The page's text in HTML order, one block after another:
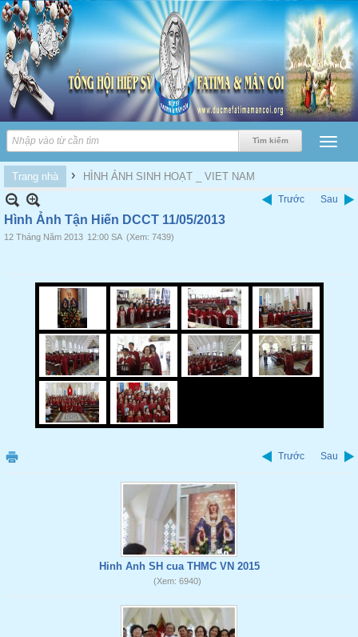
Trang nhà › HÌNH ẢNH SINH HOẠT _ VIET NAM
Trước Sau
Hình Ảnh Tận Hiến DCCT 11/05/2013
12 Tháng Năm 2013 12:00 SA (Xem: 7439)
Trước Sau
Hinh Anh SH cua THMC VN 2015
(Xem: 6940)